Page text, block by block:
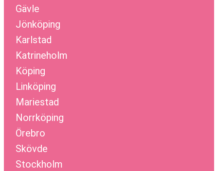
Gävle
Jönköping
Karlstad
Katrineholm
Köping
Linköping
Mariestad
Norrköping
Örebro
Skövde
Stockholm